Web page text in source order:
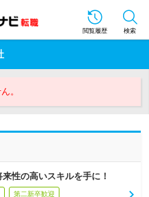
閲覧履歴 検索
。
性の高いスキルを手に！
第二新卒歓迎